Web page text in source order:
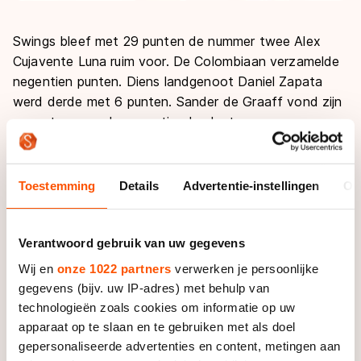
Toestemming Details Advertentie-instellingen
Verantwoord gebruik van uw gegevens
Wij en onze 1022 partners verwerken je persoonlijke
gegevens (bijv. uw IP-adres) met behulp van
technologieën zoals cookies om informatie op uw
apparaat op te slaan en te gebruiken met als doel
gepersonaliseerde advertenties en content, metingen aan
Swings bleef met 29 punten de nummer twee Alex
Cujavente Luna ruim voor. De Colombiaan verzamelde
negentien punten. Diens landgenoot Daniel Zapata
werd derde met 6 punten. Sander de Graaff vond zijn
naam terug op de negentiende plaats.
Eerder op de dag werd de 500 meter gewonnen door
Camilo Acosta. De Colombiaan was landgenoot
Tim Sibiet de beste van het Europa Cup-weekend.
Ook de punten/afvalkoers bij de vrouwen kende
dezelfde winnares als de puntenkoers. Thuisrijdster
Sandrine Tas was de beste. Dan Guo uit China en de
Colombiaanse Paola Segura maakten het podium